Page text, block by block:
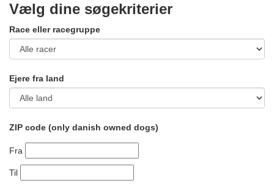
Vælg dine søgekriterier
Race eller racegruppe
Ejere fra land
ZIP code (only danish owned dogs)
Fra
Til